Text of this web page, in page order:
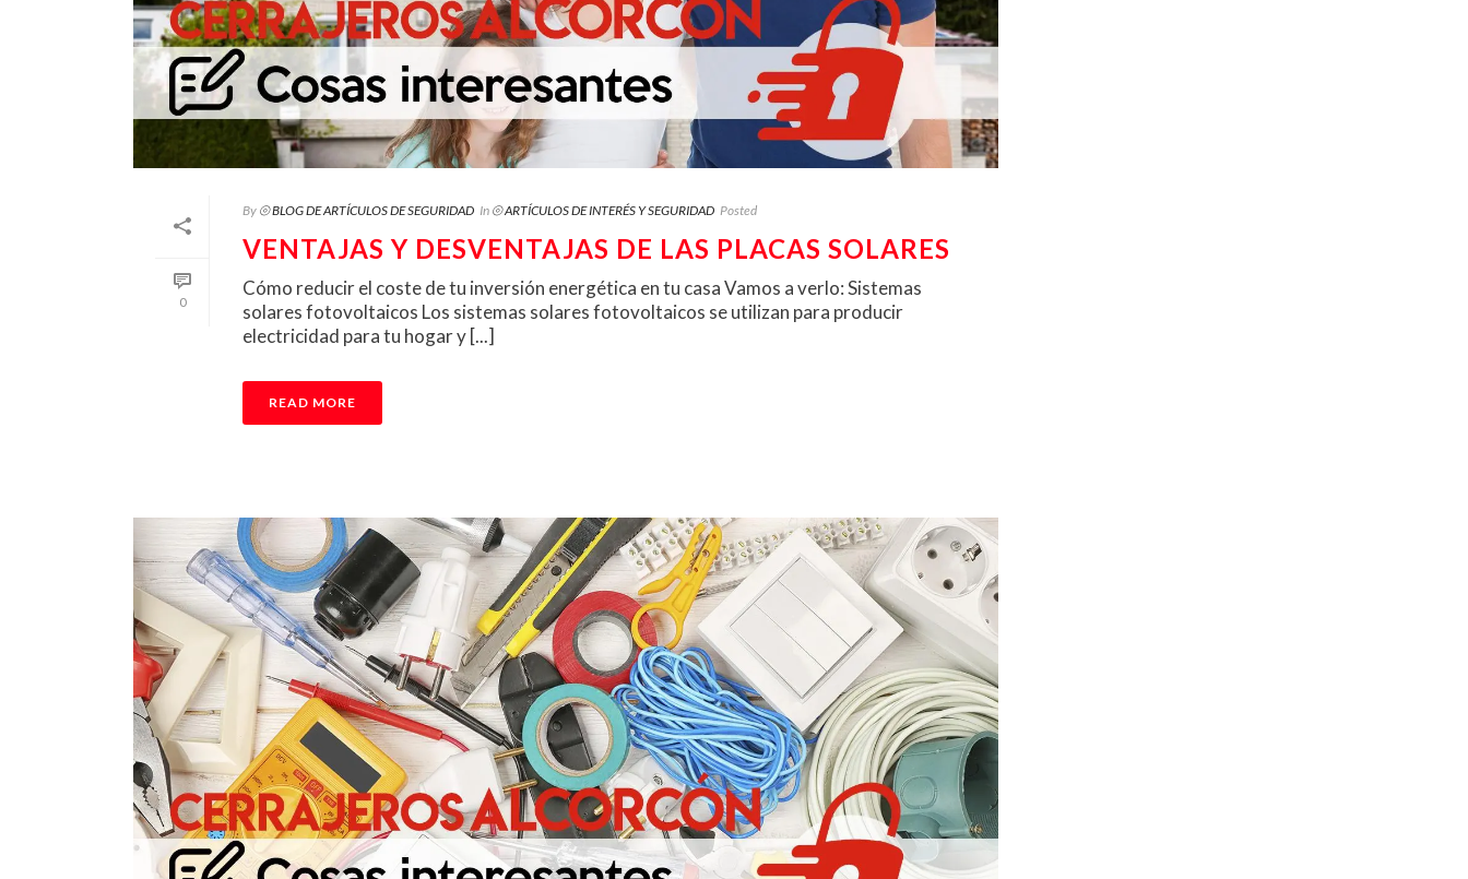
0
By ⦾ BLOG DE ARTÍCULOS DE SEGURIDAD In ⦾ ARTÍCULOS DE INTERÉS Y SEGURIDAD Posted
VENTAJAS Y DESVENTAJAS DE LAS PLACAS SOLARES
Cómo reducir el coste de tu inversión energética en tu casa Vamos a verlo: Sistemas
solares fotovoltaicos Los sistemas solares fotovoltaicos se utilizan para producir
electricidad para tu hogar y [...]
READ MORE